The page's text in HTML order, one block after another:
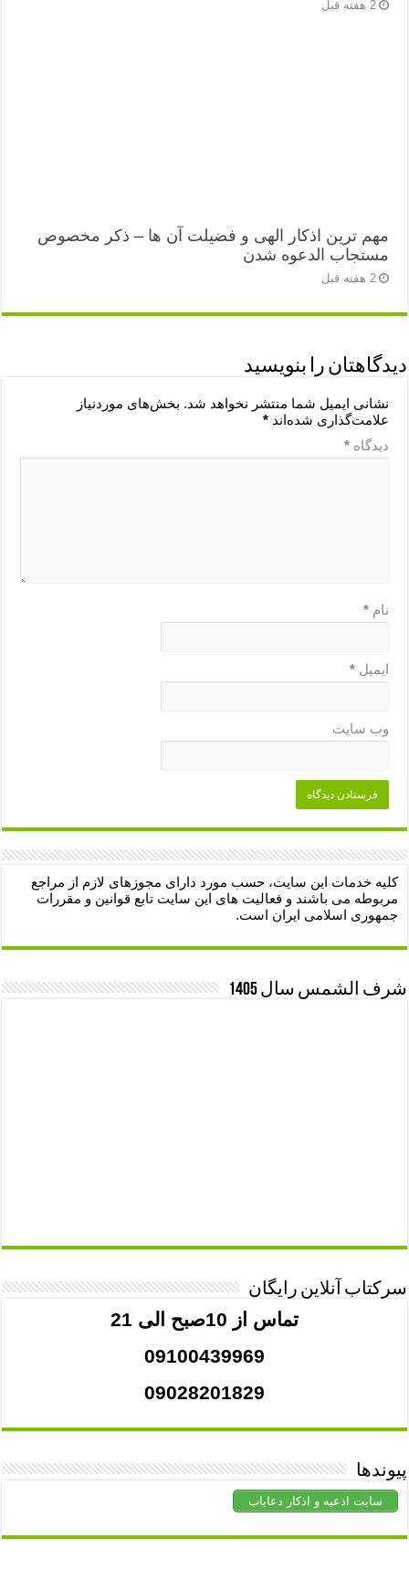
2 هفته قبل
مهم ترین اذکار الهی و فضیلت آن ها – ذکر مخصوص
مستجاب الدعوه شدن
2 هفته قبل
دیدگاهتان را بنویسید
نشانی ایمیل شما منتشر نخواهد شد. بخش‌های موردنیاز
علامت‌گذاری شده‌اند*
دیدگاه*
نام*
ایمیل*
وب‌ سایت
کلیه خدمات این سایت، حسب مورد دارای مجوزهای لازم از مراجع
مربوطه می باشند و فعالیت های این سایت تابع قوانین و مقررات
جمهوری اسلامی ایران است.
شرف الشمس سال 1405
سرکتاب آنلاین رایگان
تماس از 10صبح الی 21
09100439969
09028201829
پیوندها
سایت ادعیه و اذکار دعایاب